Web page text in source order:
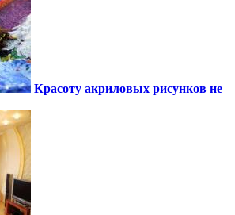
Красоту акриловых рисунков не